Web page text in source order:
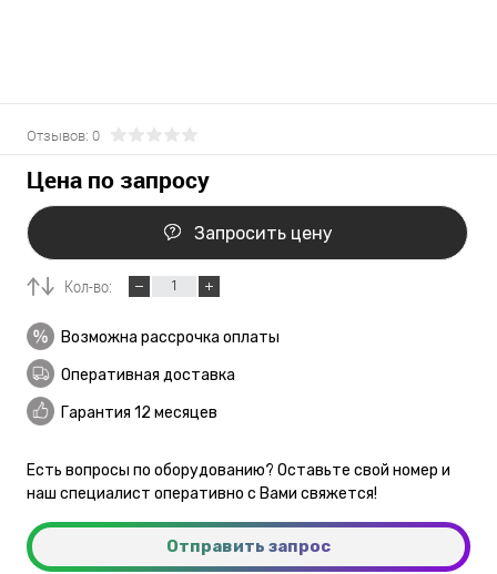
Отзывов: 0
Цена по запросу
Запросить цену
Кол-во:
Возможна рассрочка оплаты
Оперативная доставка
Гарантия 12 месяцев
Есть вопросы по оборудованию? Оставьте свой номер и
наш специалист оперативно с Вами свяжется!
Отправить запрос